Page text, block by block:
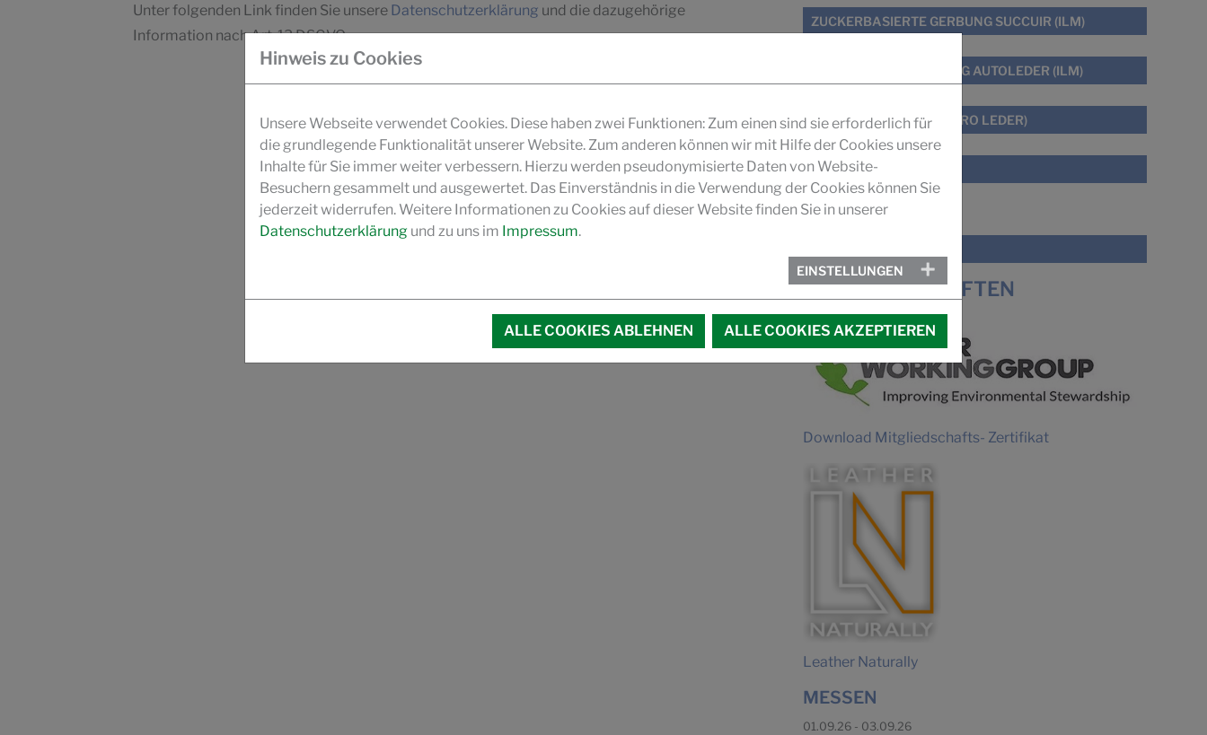
Unter folgenden Link finden Sie unsere Datenschutzerklärung und die dazugehörige
Information nach Art. 13 DSGVO.
ZUCKERBASIERTE GERBUNG SUCCUIR (ILM)
GERUCHS- OPTIMIERUNG AUTOLEDER (ILM)
GERBEN MIT ZUCKER (PRO LEDER)
SUCCUIR GESCHICHTE
VIDEO
MITGLIEDSCHAFTEN
Download Mitgliedschafts- Zertifikat
Leather Naturally
MESSEN
01.09.26 - 03.09.26
Hinweis zu Cookies
Unsere Webseite verwendet Cookies. Diese haben zwei Funktionen: Zum einen sind sie erforderlich für
die grundlegende Funktionalität unserer Website. Zum anderen können wir mit Hilfe der Cookies unsere
Inhalte für Sie immer weiter verbessern. Hierzu werden pseudonymisierte Daten von Website-
Besuchern gesammelt und ausgewertet. Das Einverständnis in die Verwendung der Cookies können Sie
jederzeit widerrufen. Weitere Informationen zu Cookies auf dieser Website finden Sie in unserer
Datenschutzerklärung und zu uns im Impressum.
EINSTELLUNGEN
ALLE COOKIES ABLEHNEN ALLE COOKIES AKZEPTIEREN